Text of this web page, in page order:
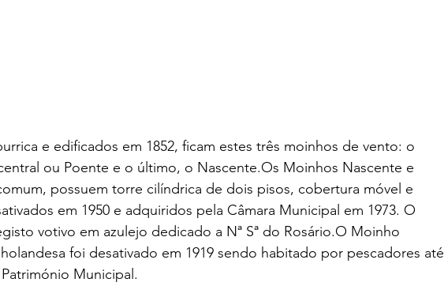
e edificados em 1852, ficam estes três moinhos de vento: o
ou Poente e o último, o Nascente.Os Moinhos Nascente e
possuem torre cilíndrica de dois pisos, cobertura móvel e
em 1950 e adquiridos pela Câmara Municipal em 1973. O
votivo em azulejo dedicado a Nª Sª do Rosário.O Moinho
foi desativado em 1919 sendo habitado por pescadores até
Municipal.